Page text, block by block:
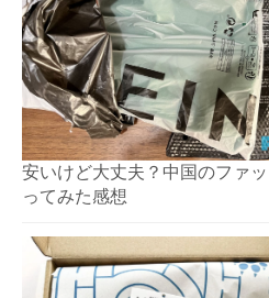
安いけど大丈夫？中国のファ
ってみた感想